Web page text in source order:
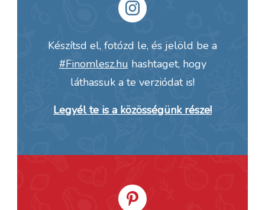
Készítsd el, fotózd le, és jelöld be a
#Finomlesz.hu hashtaget, hogy
láthassuk a te verziódat is!
Legyél te is a közösségünk része!